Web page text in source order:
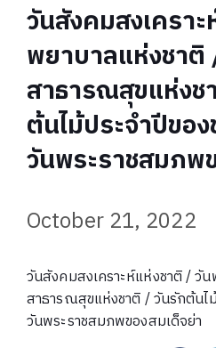
วันสังคมสงเครา
พยาบาลแห่งชา
สาธารณสุขแห่งช
ต้นไม้ประจำปีขอ
วันพระราชสมภพ
October 21, 2022
วันสังคมสงเคราะห์แห่งชาติ / วั
สาธารณสุขแห่งชาติ / วันรักต้นไ
วันพระราชสมภพของสมเด็จย่า